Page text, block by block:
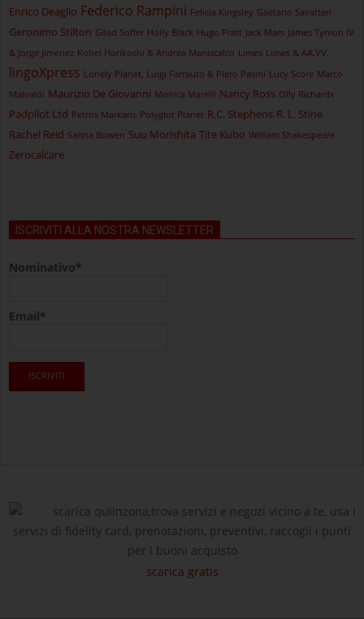
Enrico Deaglio Federico Rampini Felicia Kingsley Gaetano Savatteri
Geronimo Stilton Gilad Soffer Holly Black Hugo Pratt Jack Mars James Tynion IV
& Jorge Jimenez Kohei Horikoshi & Andrea Maniscalco Limes Limes & AA.VV.
lingoXpress Lonely Planet, Luigi Farrauto & Piero Pasini Lucy Score Marco
Malvaldi Maurizio De Giovanni Monica Marelli Nancy Ross Olly Richards
Padpilot Ltd Petros Markaris Polyglot Planet R.C. Stephens R. L. Stine
Rachel Reid Sarina Bowen Suu Morishita Tite Kubo William Shakespeare
Zerocalcare
ISCRIVITI ALLA NOSTRA NEWSLETTER
Nominativo*
Email*
scarica quiinzona,trova servizi e negozi vicino a te, usa i
servizi di fidelity card, prenotazioni, preventivi, raccogli i punti
per i buoni acquisto
scarica gratis